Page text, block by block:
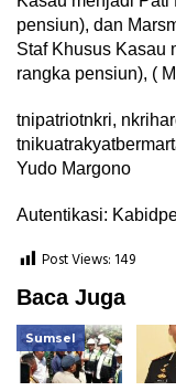
pensiun), dan
Staf Khusus Kasau
rangka pensiun), (
tnipatriotnkri,
Yudo Margono
Autentikasi:
Post Views: 149
Baca Juga
Sumsel